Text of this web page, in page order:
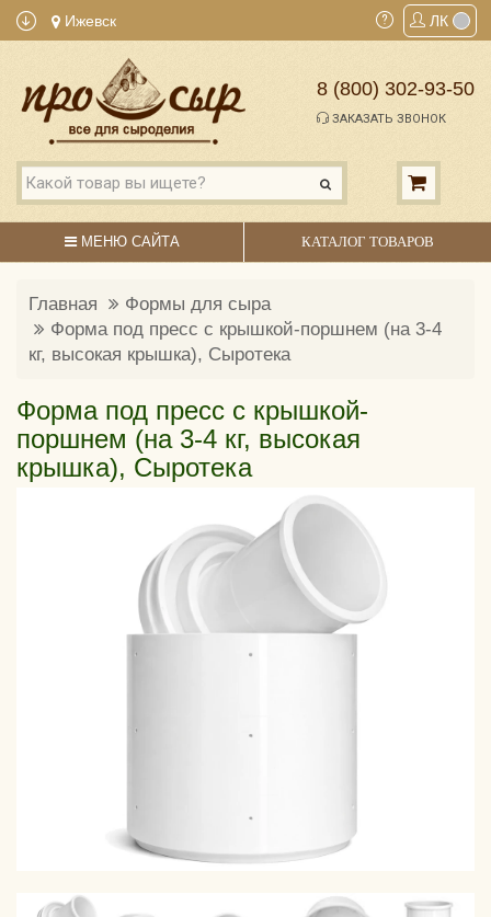
Ижевск ЛК
8 (800) 302-93-50
ЗАКАЗАТЬ ЗВОНОК
МЕНЮ САЙТА КАТАЛОГ ТОВАРОВ
Главная
Формы для сыра
Форма под пресс с крышкой-поршнем (на 3-4
кг, высокая крышка), Сыротека
Форма под пресс с крышкой-
поршнем (на 3-4 кг, высокая
крышка), Сыротека